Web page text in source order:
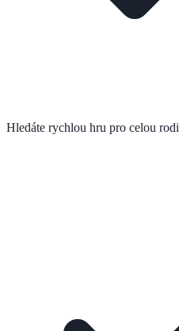
Hledáte rychlou hru pro celou